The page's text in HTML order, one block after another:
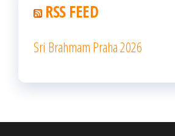
RSS FEED
Sri Brahmam Praha 2026